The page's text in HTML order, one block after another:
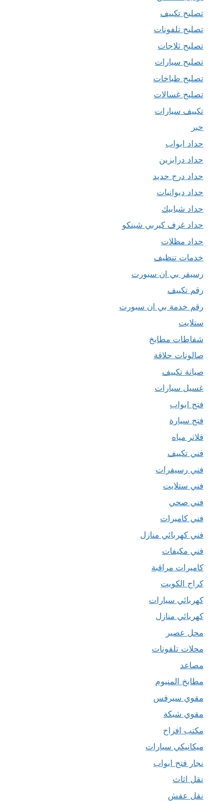
تصليح تكييف
تصليح تلفونات
تصليح ثلاجات
تصليح سيارات
تصليح طباخات
تصليح غسالات
تكييف سيارات
حبر
حداد ابواب
حداد درابزين
حداد درج حديد
حداد ديوانيات
حداد شبابيك
حداد غرف كيربي شينكو
حداد مظلات
خدمات تنظيف
رسيفر بي ان سبورت
رقم تكييف
رقم خدمة بي ان سبورت
ستلايت
شفاطات مطابخ
صالونات حلاقة
صيانة تكييف
غسيل سيارات
فتح ابواب
فتح سيارة
فلاتر مياه
فني تكييف
فني رسيفرات
فني ستلايت
فني صحي
فني كاميرات
فني كهربائي منازل
فني مكيفات
كاميرات مراقبة
كراج الكويت
كهربائي سيارات
كهربائي منازل
محل عصير
محلات تلفونات
مصاعد
مطابخ المنيوم
مقوي سيرفس
مقوي شبكة
مكتب افراح
ميكانيكي سيارات
نجار فتح ابواب
نقل اثاث
نقل عفش